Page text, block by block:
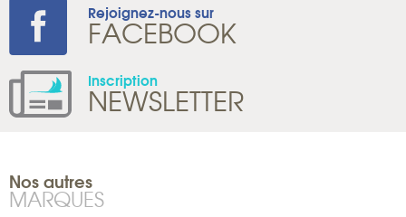
Rejoignez-nous sur
FACEBOOK
Inscription
NEWSLETTER
Nos autres
MARQUES